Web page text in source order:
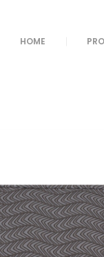
HOME